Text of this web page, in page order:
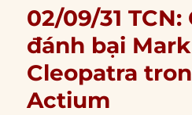
02/09/31
đánh bại
Cleopatra
Actium